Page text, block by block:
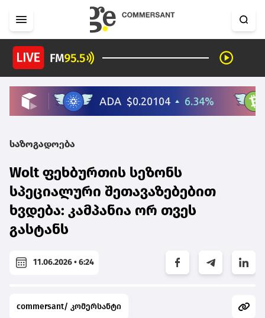
საზოგადოება
Wolt ფეხბურთის სეზონს
სპეციალური შეთავაზებებით
ხვდება: კამპანია ორ თვეს
გასტანს
11.06.2026 • 6:24
commersant/ კომერსანტი